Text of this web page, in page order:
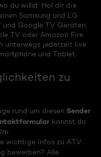
du willst. Hol dir die
Samsung und LG
Google TV Geräten,
TV oder Amazon Fire
unterwegs jederzeit live
und Tablet.
zu
rund um diesen Sender
kannst du
wichtige Infos zu ATV.
bewerben? Alle